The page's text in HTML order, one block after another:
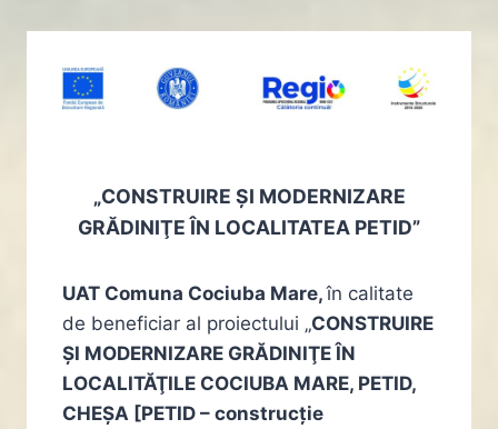
„CONSTRUIRE ŞI MODERNIZARE
GRĂDINIŢE ÎN LOCALITATEA PETID”
UAT Comuna Cociuba Mare,în calitate
de beneficiar al proiectului „CONSTRUIRE
ŞI MODERNIZARE GRĂDINIŢE ÎN
LOCALITĂŢILE COCIUBA MARE, PETID,
CHEŞA [PETID – construcție